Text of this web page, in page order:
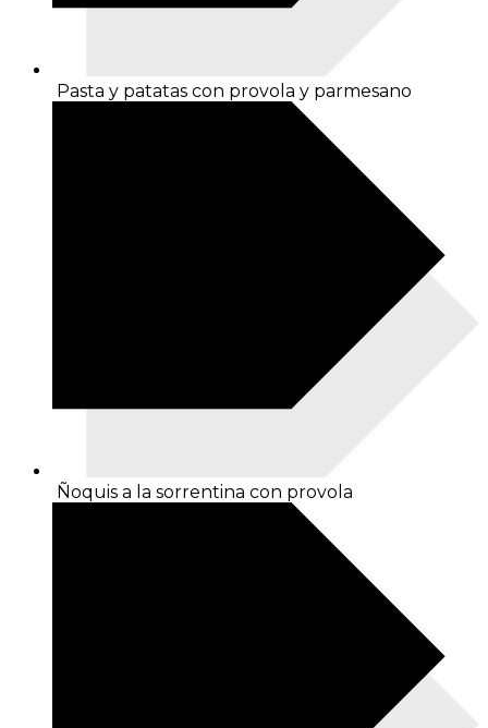
Pasta y patatas con provola y parmesano
Ñoquis a la sorrentina con provola